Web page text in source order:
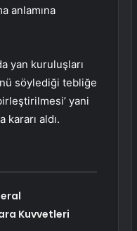
anlamına
yan kuruluşları
söylediği tebliğe
yani
kararı aldı.
Kuvvetleri